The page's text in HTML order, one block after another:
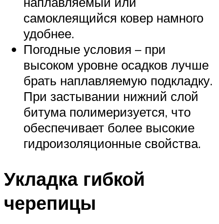
самоклеящийся ковер намного
удобнее.
Погодные условия – при
высоком уровне осадков лучше
брать наплавляемую подкладку.
При застывании нижний слой
битума полимеризуется, что
обеспечивает более высокие
гидроизоляционные свойства.
Укладка гибкой
черепицы